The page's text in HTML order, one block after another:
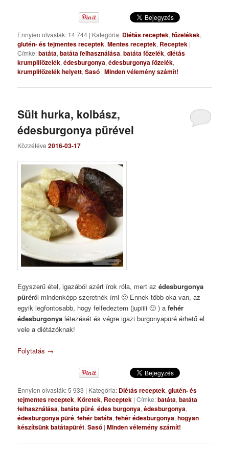
Ennyien olvasták: 14 744 | Kategória: Diétás receptek,főzelékek,
glutén- és tejmentes receptek,Mentes receptek, Receptek |
Címke:batáta,batáta felhasználása,batáta főzelék,diétás
krumplifőzelék,édesburgonya,édesburgonya főzelék,
krumplifőzelék helyett,Sasó |Minden vélemény számít!
Sült hurka, kolbász,
édesburgonya pürével
Közzétéve2016-03-17
Egyszerű étel, igazából azért írok róla, mert azédesburgonya
püréről mindenképp szeretnék írni 🙂 Ennek több oka van, az
egyik legfontosabb, hogy felfedeztem (jupiiii 🙂 ) afehér
édesburgonya létezését és végre igazi burgonyapüré érhető el
vele a diétázóknak!
Folytatás →
Ennyien olvasták: 5 933 | Kategória: Diétás receptek,glutén- és
tejmentes receptek,Köretek, Receptek |Címke:batáta,batáta
felhasználása,batáta püré,édes burgonya,édesburgonya,
édesburgonya püré,fehér batáta,fehér édesburgonya,hogyan
készítsünk batátapürét,Sasó |Minden vélemény számít!